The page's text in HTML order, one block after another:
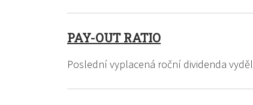
PAY-OUT RATIO
Poslední vyplacená roční dividenda